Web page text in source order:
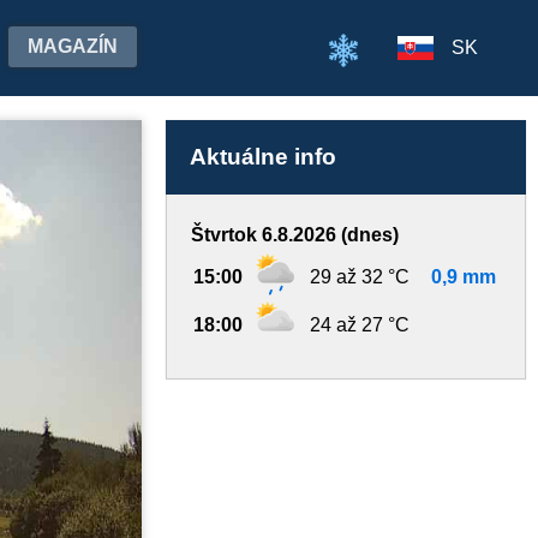
MAGAZÍN SK
Aktuálne info
Štvrtok 6.8.2026 (dnes)
15:00 29 až 32 °C 0,9 mm
18:00 24 až 27 °C